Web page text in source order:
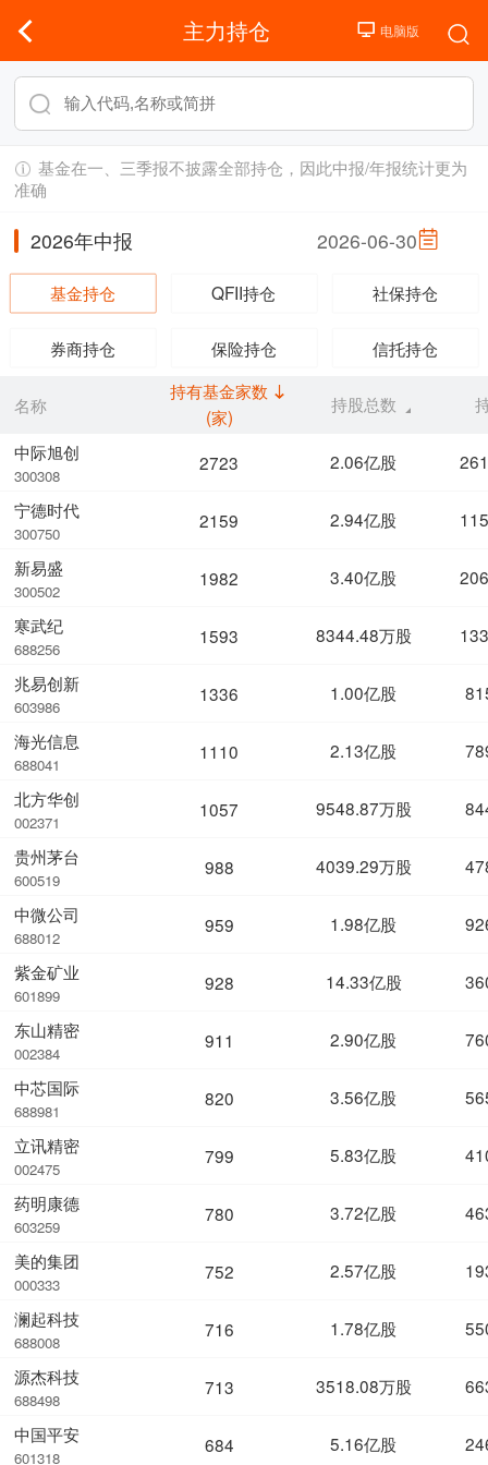
主力持仓
基金在一、三季报不披露全部持仓，因此中报/年报统计更为
准确
2026年中报 2026-06-30
基金持仓 QFII持仓 社保持仓
券商持仓 保险持仓 信托持仓
名称
中际旭创
300308
宁德时代
300750
新易盛
300502
寒武纪
688256
兆易创新
603986
海光信息
688041
北方华创
002371
贵州茅台
600519
中微公司
688012
紫金矿业
601899
东山精密
002384
中芯国际
688981
立讯精密
002475
药明康德
603259
美的集团
000333
澜起科技
688008
源杰科技
688498
中国平安
601318
持有基金家数
(家)
持股总数
2723 2.06亿股
2159 2.94亿股
1982 3.40亿股
1593 8344.48万股
1336 1.00亿股
1110 2.13亿股
1057 9548.87万股
988 4039.29万股
959 1.98亿股
928 14.33亿股
911 2.90亿股
820 3.56亿股
799 5.83亿股
780 3.72亿股
752 2.57亿股
716 1.78亿股
713 3518.08万股
684 5.16亿股